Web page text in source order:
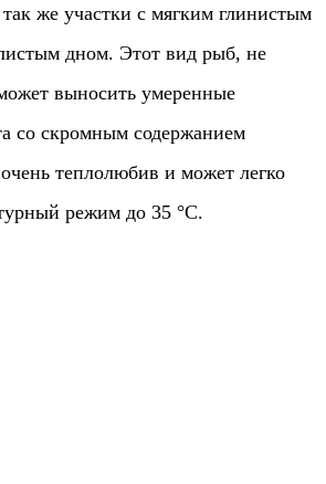
так же участки с мягким глинистым
дном. Этот вид рыб, не
выносить умеренные
со скромным содержанием
теплолюбив и может легко
режим до 35 °С.